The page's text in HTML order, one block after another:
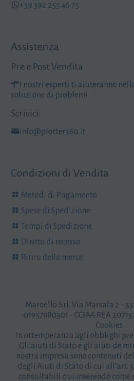
+39 392 255 46 75
Assistenza
Pre e Post Vendita
I nostri esperti ti aiuteranno
soluzione di problemi
Scrivici:
info@plotter360.it
Condizioni di Vendita
Metodi di Pagamento
Spese di Spedizione
Tempi di Spedizione
Diritto di recesso
Ritiro della merce
Maroello S.r.l. Via Marsala 2 -
01957980301 - CCIAA REA
Cookies
In ottemperanza agli obblighi
Gli aiuti di Stato e gli aiuti de
nostra impresa sono contenuti
degli Aiuti di Stato di cui all’art.
consultabili qui inserendo come